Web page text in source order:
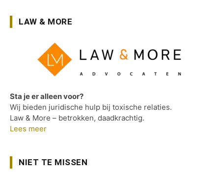
LAW & MORE
Sta je er alleen voor?
Wij bieden juridische hulp bij toxische relaties.
Law & More – betrokken, daadkrachtig.
Lees meer
NIET TE MISSEN